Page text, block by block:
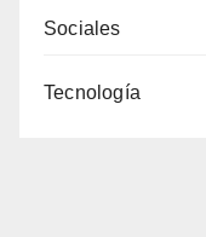
Sociales
Tecnología